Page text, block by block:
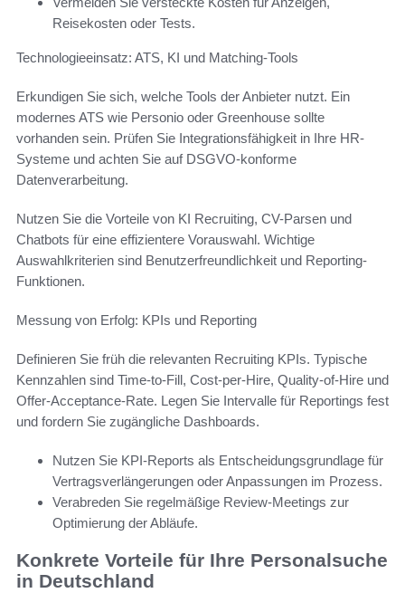
Reisekosten oder Tests.
Technologieeinsatz: ATS, KI und Matching-Tools
Erkundigen Sie sich, welche Tools der Anbieter nutzt. Ein
modernes ATS wie Personio oder Greenhouse sollte
vorhanden sein. Prüfen Sie Integrationsfähigkeit in Ihre HR-
Systeme und achten Sie auf DSGVO-konforme
Datenverarbeitung.
Nutzen Sie die Vorteile von KI Recruiting, CV-Parsen und
Chatbots für eine effizientere Vorauswahl. Wichtige
Auswahlkriterien sind Benutzerfreundlichkeit und Reporting-
Funktionen.
Messung von Erfolg: KPIs und Reporting
Definieren Sie früh die relevanten Recruiting KPIs. Typische
Kennzahlen sind Time-to-Fill, Cost-per-Hire, Quality-of-Hire und
Offer-Acceptance-Rate. Legen Sie Intervalle für Reportings fest
und fordern Sie zugängliche Dashboards.
Nutzen Sie KPI-Reports als Entscheidungsgrundlage für
Vertragsverlängerungen oder Anpassungen im Prozess.
Verabreden Sie regelmäßige Review-Meetings zur
Optimierung der Abläufe.
Konkrete Vorteile für Ihre Personalsuche
in Deutschland